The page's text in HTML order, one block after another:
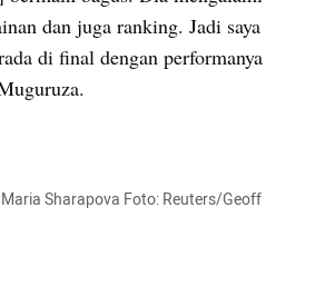
dan juga ranking. Jadi saya
di final dengan performanya
Sharapova Foto: Reuters/Geoff